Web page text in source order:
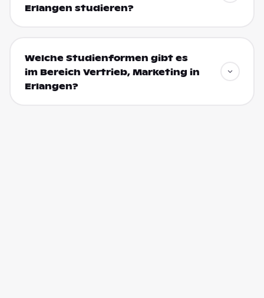
Erlangen studieren?
Welche Studienformen gibt es
im Bereich Vertrieb, Marketing in
Erlangen?